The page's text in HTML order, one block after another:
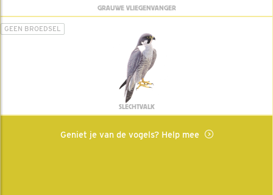
GRAUWE VLIEGENVANGER
GEEN BROEDSEL
SLECHTVALK
Geniet je van de vogels? Help mee